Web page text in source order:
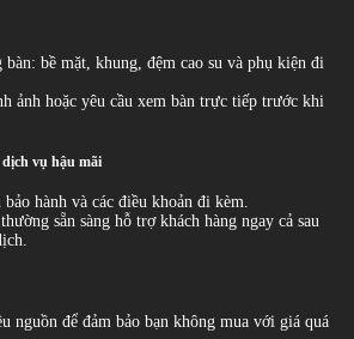
bề mặt, khung, đệm cao su và phụ kiện đi
ảnh hoặc yêu cầu xem bàn trực tiếp trước khi
dịch vụ hậu mãi
hành và các điều khoản đi kèm.
sẵn sàng hỗ trợ khách hàng ngay cả sau
nguồn để đảm bảo bạn không mua với giá quá